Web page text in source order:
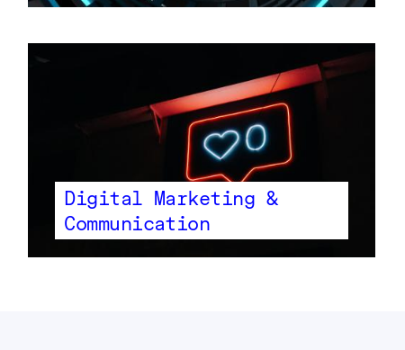
Digital Marketing &
Communication